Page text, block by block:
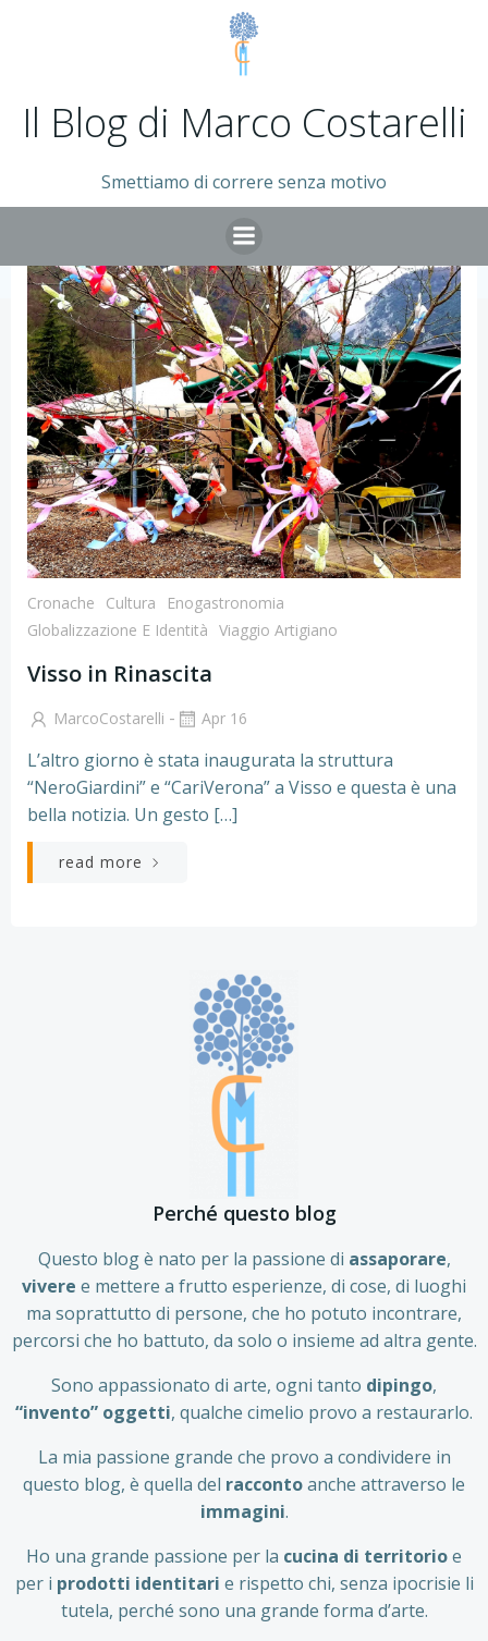
Vai
al
contenuto
Il Blog di Marco Costarelli
Smettiamo di correre senza motivo
Cronache Cultura
Enogastronomia
Globalizzazione E Identità Viaggio Artigiano
Visso in Rinascita
MarcoCostarelli - Apr 16
L’altro giorno è stata inaugurata la struttura
“NeroGiardini” e “CariVerona” a Visso e questa è una
bella notizia. Un gesto […]
read more
Perché questo blog
Questo blog è nato per la passione di assaporare,
vivere e mettere a frutto esperienze, di cose, di luoghi
ma soprattutto di persone, che ho potuto incontrare,
percorsi che ho battuto, da solo o insieme ad altra gente.
Sono appassionato di arte, ogni tanto dipingo,
“invento” oggetti, qualche cimelio provo a restaurarlo.
La mia passione grande che provo a condividere in
questo blog, è quella del raccontoanche attraverso le
immagini.
Ho una grande passione per la cucina di territorioe
per i prodotti identitari e rispetto chi, senza ipocrisie li
tutela, perché sono una grande forma d’arte.